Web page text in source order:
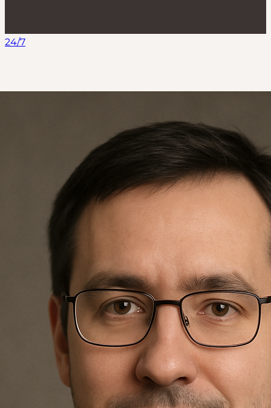
24/7
Nagrobki